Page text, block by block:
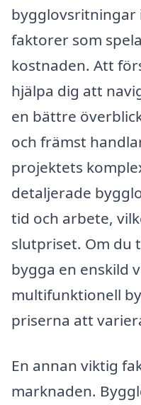
bygglovsritningar
faktorer som
kostnaden. Att
hjälpa dig att
en bättre
och främst
projektets
detaljerade
tid och arbete,
slutpriset. Om du
bygga en enskild
multifunktionell
priserna att
En annan viktig
marknaden.